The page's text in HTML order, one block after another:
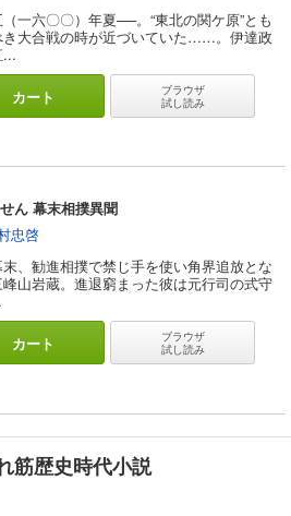
一六〇〇）年夏──。“東北の関ケ原”とも
き大合戦の時が近づいていた……。伊達政
...
カート
ブラウザ
試し読み
ん 幕末相撲異聞
忠啓
、勧進相撲で禁じ手を使い角界追放とな
峰山岩蔵。進退窮まった彼は元行司の式守
カート
ブラウザ
試し読み
筋歴史時代小説